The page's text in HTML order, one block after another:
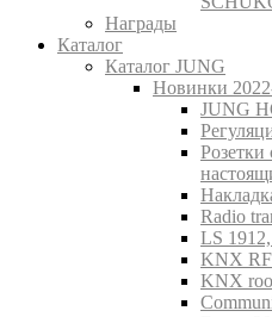
Награды
Каталог
Каталог JUNG
Новинки
JUNG
Radio
LS
KNX RF
KNX